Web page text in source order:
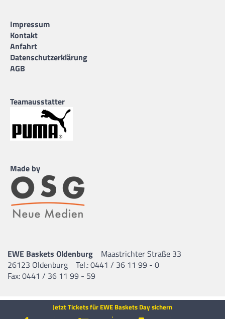
Jetzt Tickets für EWE Baskets Day sichern
Impressum
Kontakt
Anfahrt
Datenschutzerklärung
AGB
Teamausstatter
Made by
EWE Baskets Oldenburg
Maastrichter Straße 33
26123 Oldenburg
Tel.: 0441 / 36 11 99 - 0
Fax: 0441 / 36 11 99 - 59